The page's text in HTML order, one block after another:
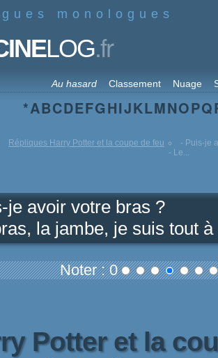
monologues
LOG.fr
Au hasard Classement Nuage
*ABCDEFGHIJKLMNOPQ
Répliques Harry Potter et la coupe de feu
- Puis-je
- Le...
je avoir votre bras ?
la jambe, je suis tout à
Noter : 0
Potter et la